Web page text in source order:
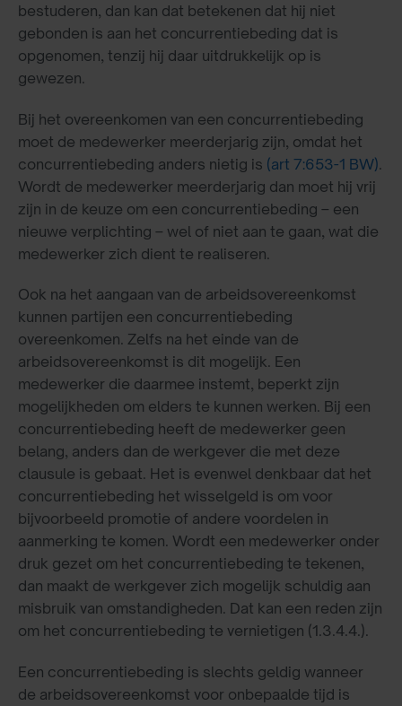
bestuderen, dan kan dat betekenen dat hij niet
gebonden is aan het concurrentiebeding dat is
opgenomen, tenzij hij daar uitdrukkelijk op is
gewezen.
Bij het overeenkomen van een concurrentiebeding
moet de medewerker meerderjarig zijn, omdat het
concurrentiebeding anders nietig is (art 7:653-1 BW).
Wordt de medewerker meerderjarig dan moet hij vrij
zijn in de keuze om een concurrentiebeding – een
nieuwe verplichting – wel of niet aan te gaan, wat die
medewerker zich dient te realiseren.
Ook na het aangaan van de arbeidsovereenkomst
kunnen partijen een concurrentiebeding
overeenkomen. Zelfs na het einde van de
arbeidsovereenkomst is dit mogelijk. Een
medewerker die daarmee instemt, beperkt zijn
mogelijkheden om elders te kunnen werken. Bij een
concurrentiebeding heeft de medewerker geen
belang, anders dan de werkgever die met deze
clausule is gebaat. Het is evenwel denkbaar dat het
concurrentiebeding het wisselgeld is om voor
bijvoorbeeld promotie of andere voordelen in
aanmerking te komen. Wordt een medewerker onder
druk gezet om het concurrentiebeding te tekenen,
dan maakt de werkgever zich mogelijk schuldig aan
misbruik van omstandigheden. Dat kan een reden zijn
om het concurrentiebeding te vernietigen (1.3.4.4.).
Een concurrentiebeding is slechts geldig wanneer
de arbeidsovereenkomst voor onbepaalde tijd is